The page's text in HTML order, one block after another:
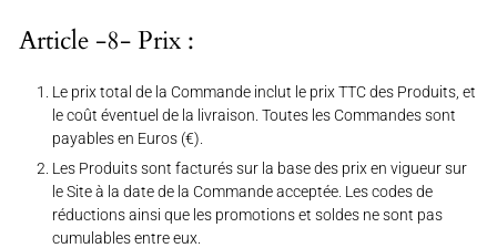
Article -8- Prix :
Le prix total de la Commande inclut le prix TTC des Produits, et
le coût éventuel de la livraison Toutes les Commandes sont
payables en Euros (€).
Les Produits sont facturés sur la base des prix en vigueur sur
le Site à la date de la Commande acceptée. Les codes de
réductions ainsi que les promotions et soldes ne sont pas
cumulables entre eux.